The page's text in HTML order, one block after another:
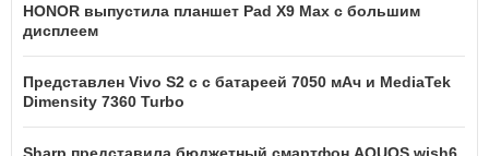
HONOR выпустила планшет Pad X9 Max с большим
дисплеем
Представлен Vivo S2 с с батареей 7050 мАч и MediaTek
Dimensity 7360 Turbo
Sharp представила бюджетный смартфон AQUOS wish6